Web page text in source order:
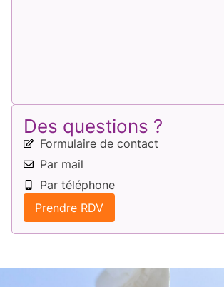
Des questions ?
Formulaire de contact
Par mail
Par téléphone
Prendre RDV